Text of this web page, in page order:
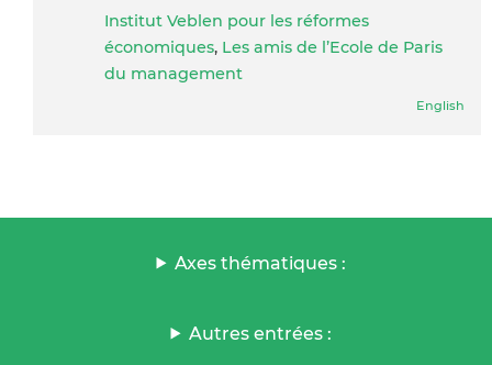
Institut Veblen pour les réformes
économiques, Les amis de l’Ecole de Paris
du management
English
Axes thématiques :
Autres entrées :